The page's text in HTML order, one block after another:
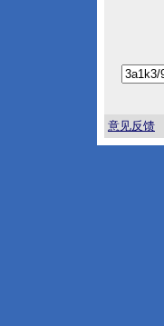
意见反馈